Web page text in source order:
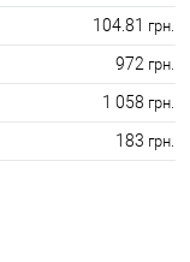
104.81 грн.
972 грн.
1 058 грн.
183 грн.